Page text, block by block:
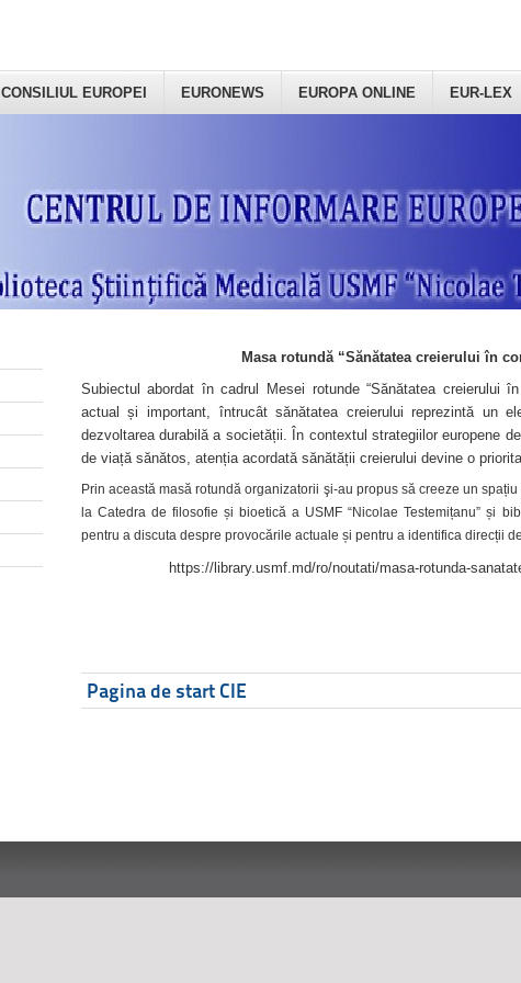
CONSILIUL EUROPEI EURONEWS EUROPA ONLINE EUR-LEX
Masa rotundă “Sănătatea creierului în
Subiectul abordat în cadrul Mesei rotunde “Sănătatea creierului
actual și important, întrucât sănătatea creierului reprezintă un
dezvoltarea durabilă a societății. În contextul strategiilor europene
de viață sănătos, atenția acordată sănătății creierului devine o
Prin această masă rotundă organizatorii şi-au propus să creeze un
la Catedra de filosofie și bioetică a USMF “Nicolae Testemițanu” și
pentru a discuta despre provocările actuale și pentru a identifica direcții
https://library.usmf.md/ro/noutati/masa-rotunda-
Pagina de start CIE